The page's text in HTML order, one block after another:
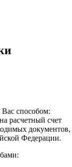
способом:
расчетный счет
документов,
Федерации.